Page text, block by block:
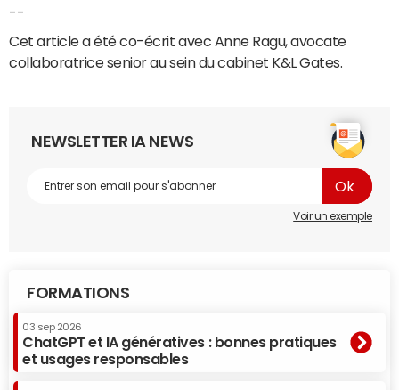
--
Cet article a été co-écrit avec Anne Ragu, avocate
collaboratrice senior au sein du cabinet K&L Gates.
NEWSLETTER IA NEWS
Voir un exemple
FORMATIONS
03 sep 2026
ChatGPT et IA génératives : bonnes pratiques
et usages responsables